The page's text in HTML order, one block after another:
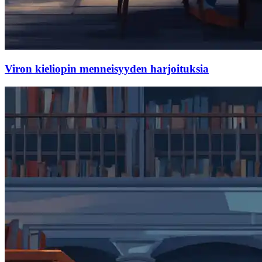
Viron kieliopin menneisyyden harjoituksia